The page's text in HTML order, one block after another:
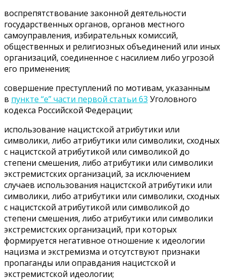
воспрепятствование законной деятельности
государственных органов, органов местного
самоуправления, избирательных комиссий,
общественных и религиозных объединений или иных
организаций, соединенное с насилием либо угрозой
его применения;
совершение преступлений по мотивам, указанным
в пункте “е” части первой статьи 63 Уголовного
кодекса Российской Федерации;
использование нацистской атрибутики или
символики, либо атрибутики или символики, сходных
с нацистской атрибутикой или символикой до
степени смешения, либо атрибутики или символики
экстремистских организаций, за исключением
случаев использования нацистской атрибутики или
символики, либо атрибутики или символики, сходных
с нацистской атрибутикой или символикой до
степени смешения, либо атрибутики или символики
экстремистских организаций, при которых
формируется негативное отношение к идеологии
нацизма и экстремизма и отсутствуют признаки
пропаганды или оправдания нацистской и
экстремистской идеологии;